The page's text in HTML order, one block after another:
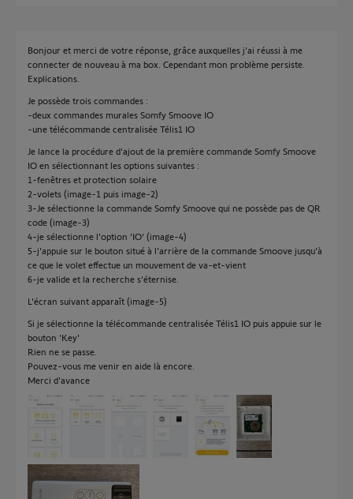
Bonjour et merci de votre réponse, grâce auxquelles j'ai réussi à me
connecter de nouveau à ma box. Cependant mon problème persiste.
Explications.
Je possède trois commandes :
-deux commandes murales Somfy Smoove IO
-une télécommande centralisée Télis1 IO
Je lance la procédure d'ajout de la première commande Somfy Smoove
IO en sélectionnant les options suivantes :
1-fenêtres et protection solaire
2-volets (image-1 puis image-2)
3-Je sélectionne la commande Somfy Smoove qui ne possède pas de QR
code (image-3)
4-je sélectionne l'option 'IO' (image-4)
5-j'appuie sur le bouton situé à l'arrière de la commande Smoove jusqu'à
ce que le volet effectue un mouvement de va-et-vient
6-je valide et la recherche s'éternise.
L'écran suivant apparaît (image-5)
Si je sélectionne la télécommande centralisée Télis1 IO puis appuie sur le
bouton 'Key'
Rien ne se passe.
Pouvez-vous me venir en aide là encore.
Merci d'avance